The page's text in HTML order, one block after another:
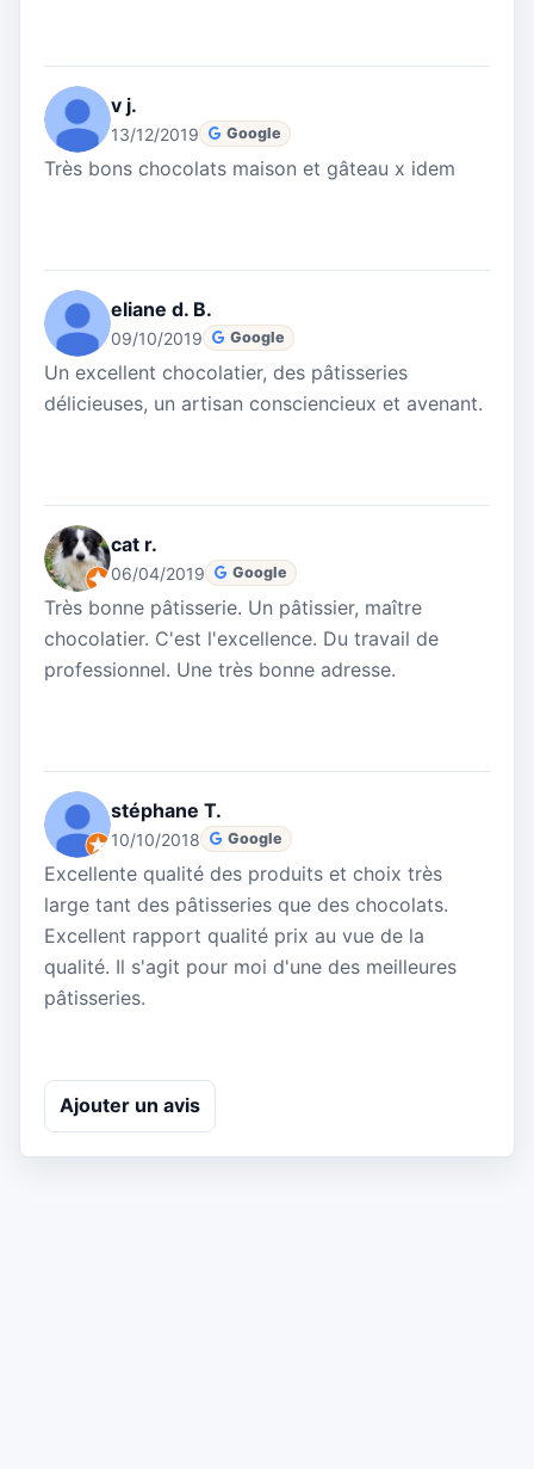
v j.
13/12/2019 Google
Très bons chocolats maison et gâteau x idem
eliane d. B.
09/10/2019 Google
Un excellent chocolatier, des pâtisseries
délicieuses, un artisan consciencieux et avenant.
cat r.
06/04/2019 Google
Très bonne pâtisserie. Un pâtissier, maître
chocolatier. C'est l'excellence. Du travail de
professionnel. Une très bonne adresse.
stéphane T.
10/10/2018 Google
Excellente qualité des produits et choix très
large tant des pâtisseries que des chocolats.
Excellent rapport qualité prix au vue de la
qualité. Il s'agit pour moi d'une des meilleures
pâtisseries.
Ajouter un avis